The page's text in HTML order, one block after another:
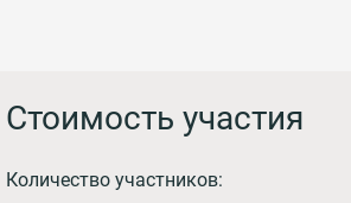
Стоимость участия
Количество участников: